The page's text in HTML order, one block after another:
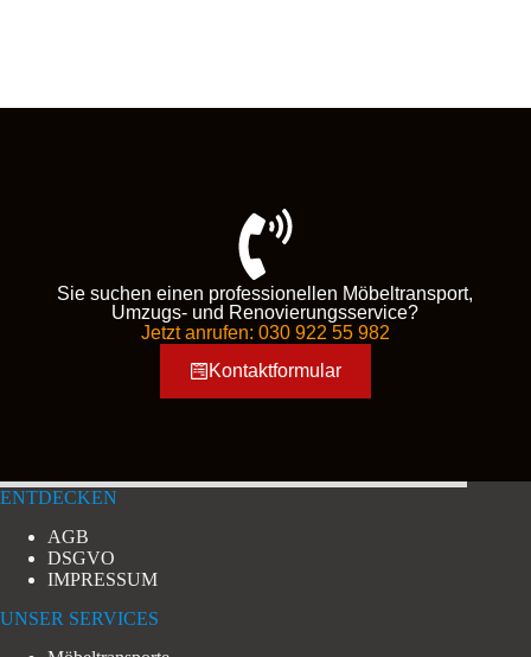
Sie suchen einen professionellen Möbeltransport,
Umzugs- und Renovierungsservice?
Jetzt anrufen: 030 922 55 982
Kontaktformular
ENTDECKEN
AGB
DSGVO
IMPRESSUM
UNSER SERVICES